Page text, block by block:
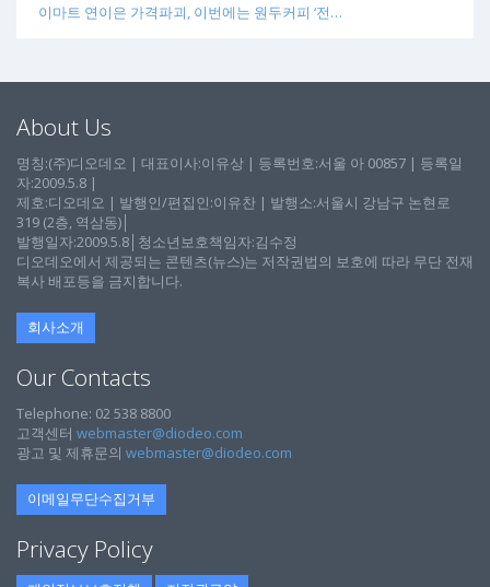
이마트 연이은 가격파괴, 이번에는 원두커피 ‘전…
About Us
명칭:(주)디오데오 | 대표이사:이유상 | 등록번호:서울 아 00857 | 등록일
자:2009.5.8 |
제호:디오데오 | 발행인/편집인:이유찬 | 발행소:서울시 강남구 논현로
319 (2층, 역삼동)│
발행일자:2009.5.8│청소년보호책임자:김수정
디오데오에서 제공되는 콘텐츠(뉴스)는 저작권법의 보호에 따라 무단 전재
복사 배포등을 금지합니다.
회사소개
Our Contacts
Telephone: 02 538 8800
고객센터 webmaster@diodeo.com
광고 및 제휴문의 webmaster@diodeo.com
이메일무단수집거부
Privacy Policy